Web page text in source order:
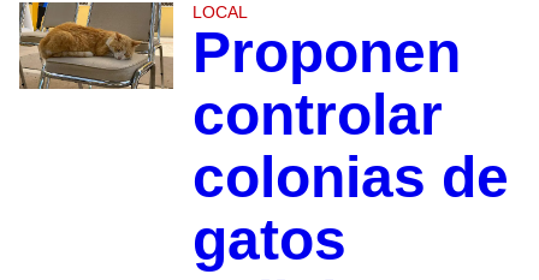
LOCAL
Proponen
controlar
colonias de
gatos